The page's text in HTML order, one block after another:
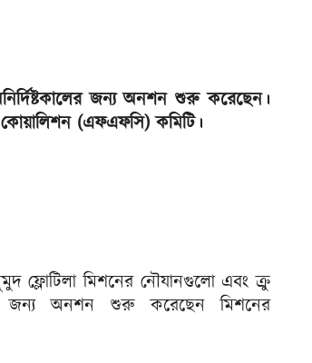
জন্য অনশন শুরু করেছেন।
(এফএফসি) কমিটি।
ফ্লোটিলা মিশনের নৌযানগুলো এবং ক্রু
জন্য অনশন শুরু করেছেন মিশনের